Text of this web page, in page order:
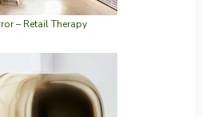
– Retail Therapy